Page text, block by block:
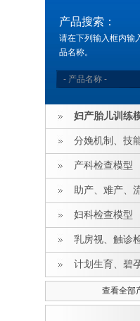
产品搜索：
请在下列输入框内输
品名称。
妇产胎儿训练
分娩机制、技
产科检查模型
助产、难产、
妇科检查模型
乳房视、触诊
计划生育、碧
查看全部